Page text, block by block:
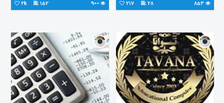
28
217
152
2k